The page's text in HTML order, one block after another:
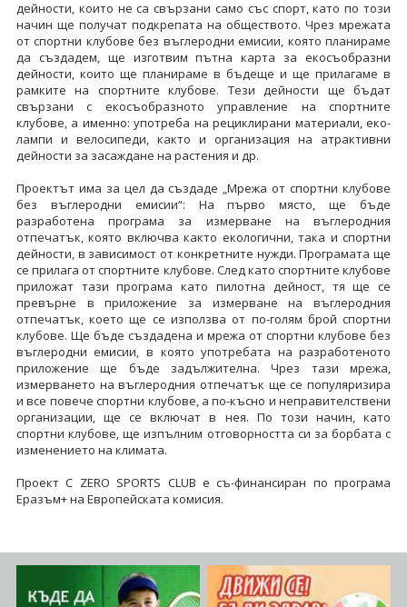
дейности, които не са свързани само със спорт, като по този
начин ще получат подкрепата на обществото. Чрез мрежата
от спортни клубове без въглеродни емисии, която планираме
да създадем, ще изготвим пътна карта за екосъобразни
дейности, които ще планираме в бъдеще и ще прилагаме в
рамките на спортните клубове. Тези дейности ще бъдат
свързани с екосъобразното управление на спортните
клубове, а именно: употреба на рециклирани материали, еко-
лампи и велосипеди, както и организация на атрактивни
дейности за засаждане на растения и др.
Проектът има за цел да създаде „Мрежа от спортни клубове
без въглеродни емисии“: На първо място, ще бъде
разработена програма за измерване на въглеродния
отпечатък, която включва както екологични, така и спортни
дейности, в зависимост от конкретните нужди. Програмата ще
се прилага от спортните клубове. След като спортните клубове
приложат тази програма като пилотна дейност, тя ще се
превърне в приложение за измерване на въглеродния
отпечатък, което ще се използва от по-голям брой спортни
клубове. Ще бъде създадена и мрежа от спортни клубове без
въглеродни емисии, в която употребата на разработеното
приложение ще бъде задължителна. Чрез тази мрежа,
измерването на въглеродния отпечатък ще се популяризира
и все повече спортни клубове, а по-късно и неправителствени
организации, ще се включат в нея. По този начин, като
спортни клубове, ще изпълним отговорността си за борбата с
изменението на климата.
Проект C ZERO SPORTS CLUB е съ-финансиран по програма
Еразъм+ на Европейската комисия.